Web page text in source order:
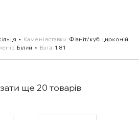
Камені вставки Фіаніт/куб.цирконій
Білий Вага 1.81
ще 20 товарів